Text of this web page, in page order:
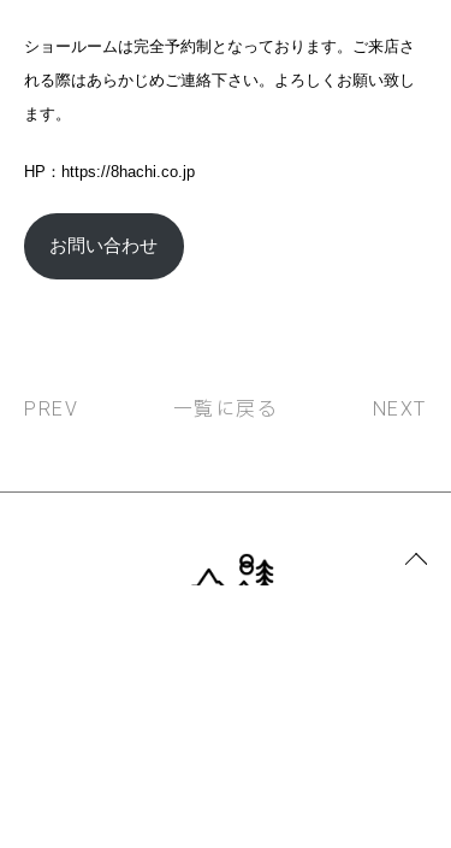
ショールームは完全予約制となっております。ご来店さ
れる際はあらかじめご連絡下さい。よろしくお願い致し
ます。
HP： https://8hachi.co.jp
お問い合わせ
PREV 一覧に戻る NEXT